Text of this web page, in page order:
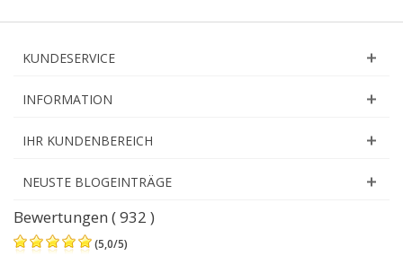
KUNDESERVICE
INFORMATION
IHR KUNDENBEREICH
NEUSTE BLOGEINTRÄGE
Bewertungen ( 932 )
(5,0/5)